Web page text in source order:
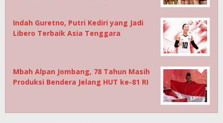
Indah Guretno, Putri Kediri yang Jadi
Libero Terbaik Asia Tenggara
Mbah Alpan Jombang, 78 Tahun Masih
Produksi Bendera Jelang HUT ke-81 RI